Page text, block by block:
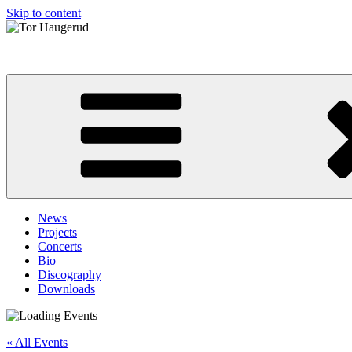
Skip to content
News
Projects
Concerts
Bio
Discography
Downloads
« All Events